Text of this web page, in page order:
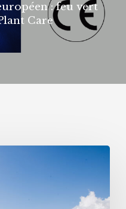
: feu vert
Care